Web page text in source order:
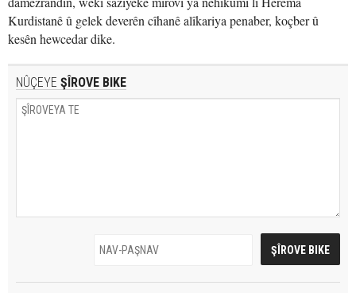
Kurdistanê û gelek deverên cîhanê alîkariya penaber, koçber û
kesên hewcedar dike.
NÛÇEYE ŞÎROVE BIKE